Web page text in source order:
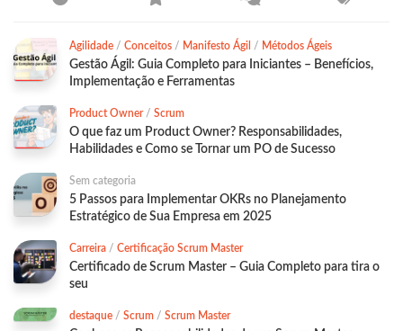
Agilidade / Conceitos / Manifesto Ágil / Métodos Ágeis
Gestão Ágil: Guia Completo para Iniciantes – Benefícios,
Implementação e Ferramentas
Product Owner/ Scrum
O que faz um Product Owner? Responsabilidades,
Habilidades e Como se Tornar um PO de Sucesso
Sem categoria
5 Passos para Implementar OKRs no Planejamento
Estratégico de Sua Empresa em 2025
Carreira / Certificação Scrum Master
Certificado de Scrum Master – Guia Completo para tira o
seu
destaque / Scrum / Scrum Master